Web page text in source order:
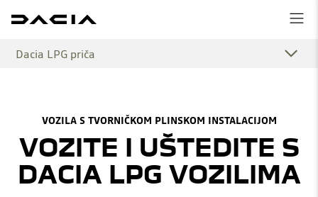
Dacia LPG priča
VOZILA S TVORNIČKOM PLINSKOM INSTALACIJOM
VOZITE I UŠTEDITE S
DACIA LPG VOZILIMA